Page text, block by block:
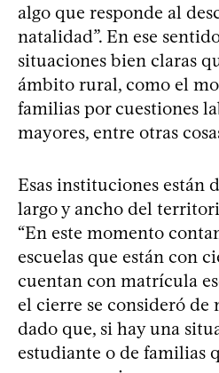
algo que responde al
natalidad”. En ese
situaciones bien claras
ámbito rural, como el
familias por cuestiones
mayores, entre otras
Esas instituciones están
largo y ancho del
“En este momento
escuelas que están con
cuentan con matrícula
el cierre se consideró de
dado que, si hay una
estudiante o de familias